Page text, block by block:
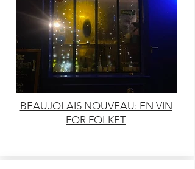
BEAUJOLAIS NOUVEAU: EN VIN
FOR FOLKET